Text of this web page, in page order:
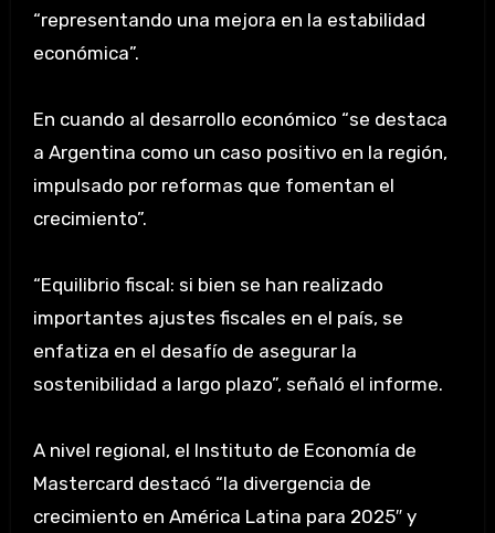
“representando una mejora en la estabilidad
económica”.
En cuando al desarrollo económico “se destaca
a Argentina como un caso positivo en la región,
impulsado por reformas que fomentan el
crecimiento”.
“Equilibrio fiscal: si bien se han realizado
importantes ajustes fiscales en el país, se
enfatiza en el desafío de asegurar la
sostenibilidad a largo plazo”, señaló el informe.
A nivel regional, el Instituto de Economía de
Mastercard destacó “la divergencia de
crecimiento en América Latina para 2025″ y